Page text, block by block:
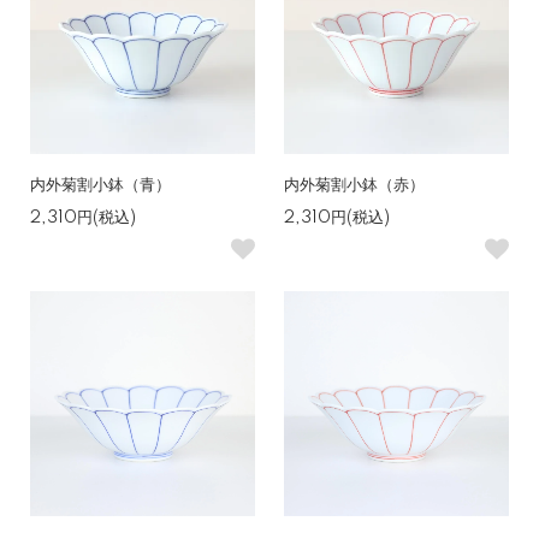
内外菊割小鉢（青）
2,310円(税込)
内外菊割小鉢（赤）
2,310円(税込)